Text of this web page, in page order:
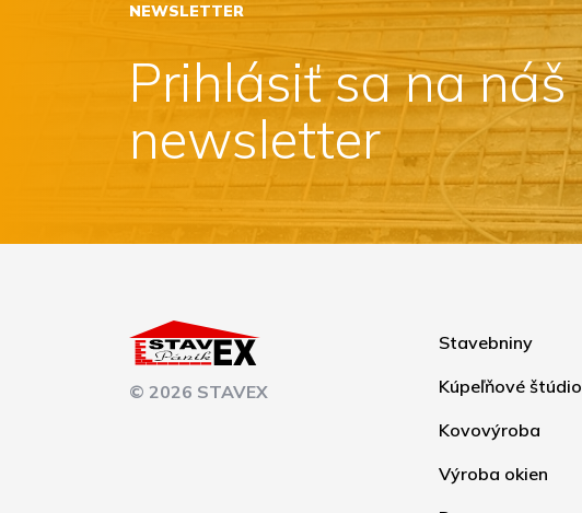
NEWSLETTER
Prihlásiť sa na náš
newsletter
© 2026 STAVEX
Stavebniny
Kúpeľňové štúdio
Kovovýroba
Výroba okien